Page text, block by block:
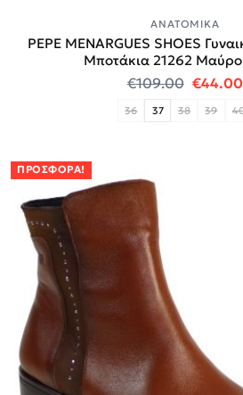
ΑΝΑΤΟΜΙΚΆ
PEPE MENARGUES SHOES
Μποτάκια 21262
€109.00 €44.00
36 37 38 39
ΠΡΟΣΦΟΡΆ!